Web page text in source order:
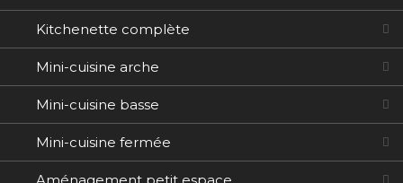
Kitchenette complète
Mini-cuisine arche
Mini-cuisine basse
Mini-cuisine fermée